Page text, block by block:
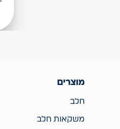
מוצרים
חלב
משקאות חלב